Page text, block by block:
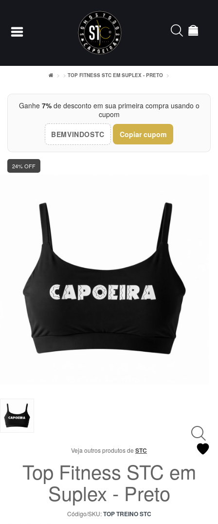
Entrar
ACESSÓRIOS
MOLETONS
INFANTIL
OFERTAS
CENTRAL
8309-
9797
Envie-
nos uma
TOP FITNESS STC EM SUPLEX - PRETO
Ganhe 7%de desconto em sua primeira compra usando o
cupom
BEMVINDOSTC Copiar cupom
24% OFF
Veja outros produtos de STC
Top Fitness STC em
Suplex - Preto
Código/SKU:TOP TREINO STC